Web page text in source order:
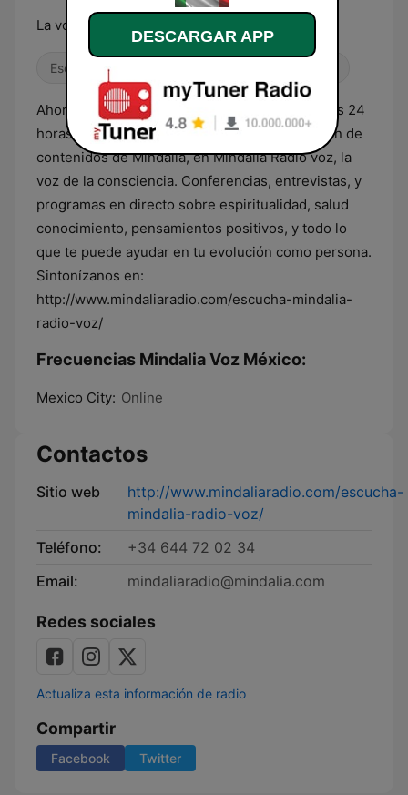
La voz de la Consciencia
Escucha sencilla
Ahora para todo México. Ya puedes disfrutar las 24
horas y de forma gratuita, de la mejor selección de
contenidos de Mindalia, en Mindalia Radio voz, la
voz de la consciencia. Conferencias, entrevistas, y
programas en directo sobre espiritualidad, salud
conocimiento, pensamientos positivos, y todo lo
que te puede ayudar en tu evolución como persona.
Sintonízanos en:
http://www.mindaliaradio.com/escucha-mindalia-
radio-voz/
Frecuencias Mindalia Voz México:
Mexico City: Online
Contactos
Sitio web
http://www.mindaliaradio.com/escucha-
mindalia-radio-voz/
Teléfono:
+34 644 72 02 34
Email:
mindaliaradio@mindalia.com
Redes sociales
Actualiza esta información de radio
Compartir
Facebook Twitter
DESCARGAR APP